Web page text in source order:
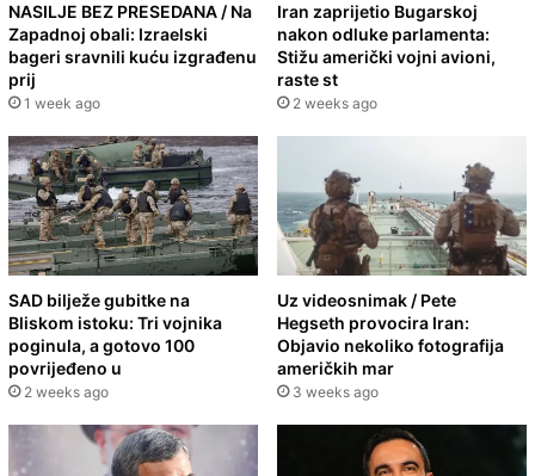
NASILJE BEZ PRESEDANA / Na
Zapadnoj obali: Izraelski
bageri sravnili kuću izgrađenu
prij
1 week ago
Iran zaprijetio Bugarskoj
nakon odluke parlamenta:
Stižu američki vojni avioni,
raste st
2 weeks ago
SAD bilježe gubitke na
Bliskom istoku: Tri vojnika
poginula, a gotovo 100
povrijeđeno u
2 weeks ago
Uz videosnimak / Pete
Hegseth provocira Iran:
Objavio nekoliko fotografija
američkih mar
3 weeks ago